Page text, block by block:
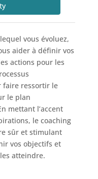
vous évoluez,
aider à définir vos
actions pour les
faire ressortir le
le plan
mettant l’accent
le coaching
sûr et stimulant
vos objectifs et
atteindre.